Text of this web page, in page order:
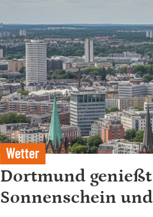
Wetter
Dortmund
Sonnenschein